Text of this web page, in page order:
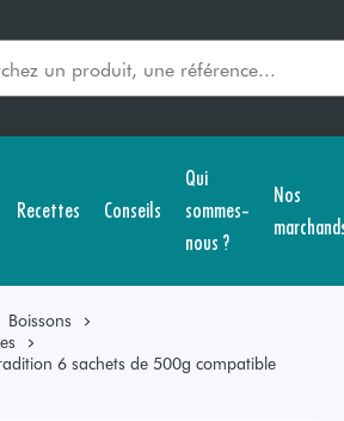
Recettes Conseils
Qui
sommes-
nous ?
Nos
Boissons
6 sachets de 500g compatible